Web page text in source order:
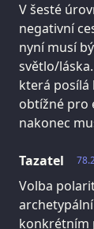
V šesté
negativní
nyní musí
světlo/
která posílá
obtížné pro
nakonec
Tazatel
Volba
konkrétním